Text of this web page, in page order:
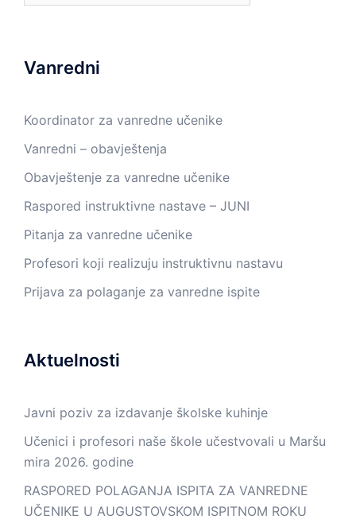
Vanredni
Koordinator za vanredne učenike
Vanredni – obavještenja
Obavještenje za vanredne učenike
Raspored instruktivne nastave – JUNI
Pitanja za vanredne učenike
Profesori koji realizuju instruktivnu nastavu
Prijava za polaganje za vanredne ispite
Aktuelnosti
Javni poziv za izdavanje školske kuhinje
Učenici i profesori naše škole učestvovali u Maršu
mira 2026. godine
RASPORED POLAGANJA ISPITA ZA VANREDNE
UČENIKE U AUGUSTOVSKOM ISPITNOM ROKU